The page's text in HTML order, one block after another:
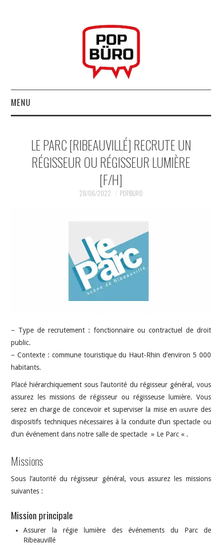
MENU
MUSIQUESACTUELLES.NET
LE PARC [RIBEAUVILLÉ] RECRUTE UN
RÉGISSEUR OU RÉGISSEUR LUMIÈRE
[F/H]
28/06/2022 POPBURO
– Type de recrutement : fonctionnaire ou contractuel de droit
public.
– Contexte : commune touristique du Haut-Rhin d’environ 5 000
habitants.
Placé hiérarchiquement sous l’autorité du régisseur général, vous
assurez les missions de régisseur ou régisseuse lumière. Vous
serez en charge de concevoir et superviser la mise en œuvre des
dispositifs techniques nécessaires à la conduite d’un spectacle ou
d’un événement dans notre salle de spectacle » Le Parc « .
Missions
Sous l’autorité du régisseur général, vous assurez les missions
suivantes :
Mission principale
Assurer la régie lumière des événements du Parc de
Ribeauvillé